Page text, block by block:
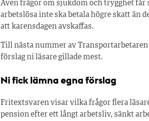
Även frågor om sjukdom och trygghet
arbetslösa inte ska betala högre skatt än
att karensdagen avskaffas.
Till nästa nummer av
förslag ni läsare gillade mest.
Ni fick lämna egna förslag
Fritextsvaren visar vilka frågor flera
pension efter ett långt arbetsliv, sänkt